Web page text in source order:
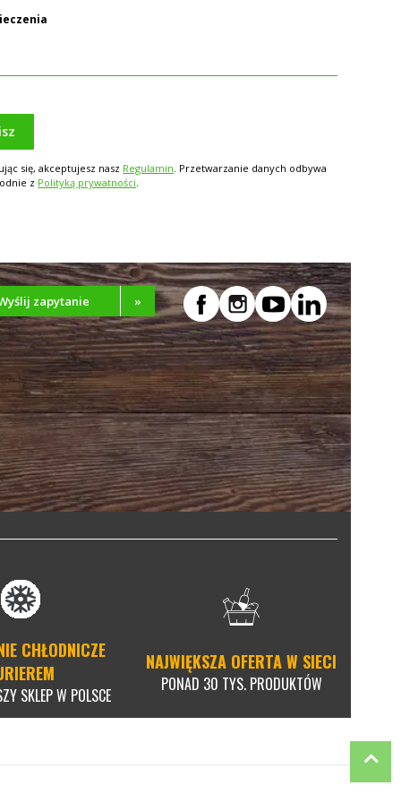
się, akceptujesz nasz Regulamin. Przetwarzanie danych odbywa
z Polityką prywatności.
zapytanie »
CHŁODNICZE
SKLEP W POLSCE
NAJWIĘKSZA OFERTA W SIECI
PONAD 30 TYS. PRODUKTÓW